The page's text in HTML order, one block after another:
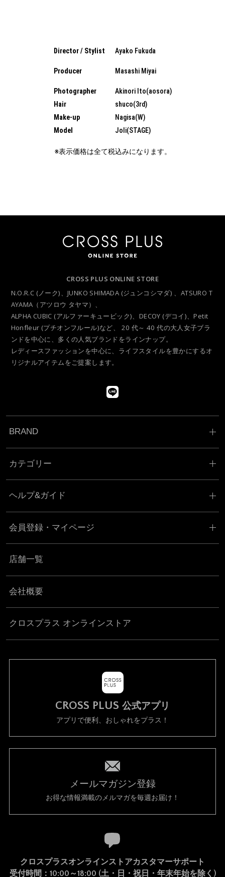
Director / Stylist Ayako Fukuda
Producer Masashi Miyai
Photographer
Akinori Ito(aosora)
Hair
shuco(3rd)
Make-up
Nagisa(W)
Model
Joli(STAGE)
※表示価格は全て税込みになります。
CROSS PLUS ONLINE STORE
N.O.R.C (ノーク)、JUNKO SHIMADA (ジュンコシマダ) 、ATSURO T
AYAMA（アツロウ タヤマ）、
ALPHA CUBIC (アルファーキュービック)、DECOY (デコイ)、Petit
Honfleur (プチオンフルール)など、 20 代～ 40 代の大人女子ブラ
ンドを中心に、多くの人気ブランドをラインナップ。
レディースファッションを中心に、ライフスタイルを豊かにするオ
リジナルアイテムをご提案します。
BRAND
カテゴリー
ヘルプ&ガイド
会員登録・マイページ
店舗一覧
会社概要
クロスプラス オンラインストア
CROSS PLUS 公式アプリ
アプリで便利、おしゃれをプラス！
メールマガジン登録
お得な情報満載のメルマガを毎週お届け！
クロスプラスオンラインストアカスタマーサポート
受付時間：10:00～18:00 (土・日・祝日・年末年始を除く)